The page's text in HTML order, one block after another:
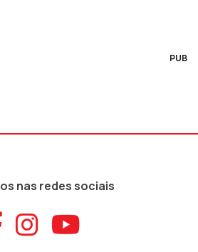
PUB
nas redes sociais
Aceder ao
Aceder ao
Aceder